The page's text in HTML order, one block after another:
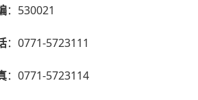
：530021
：0771-5723111
：0771-5723114